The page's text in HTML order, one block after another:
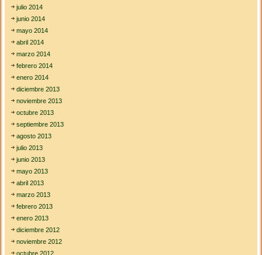
julio 2014
junio 2014
mayo 2014
abril 2014
marzo 2014
febrero 2014
enero 2014
diciembre 2013
noviembre 2013
octubre 2013
septiembre 2013
agosto 2013
julio 2013
junio 2013
mayo 2013
abril 2013
marzo 2013
febrero 2013
enero 2013
diciembre 2012
noviembre 2012
octubre 2012